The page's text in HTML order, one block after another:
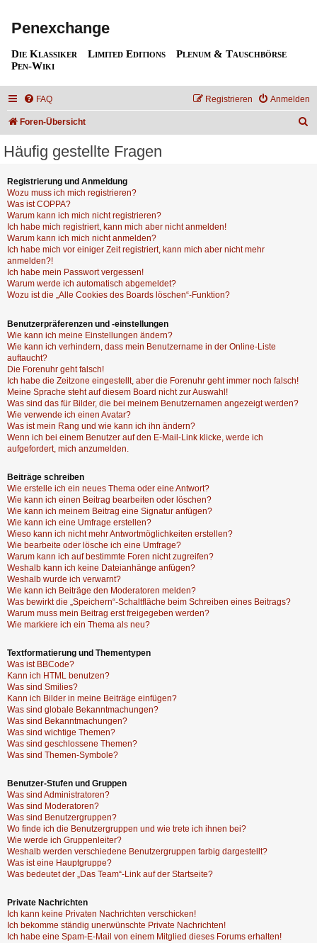
Penexchange
Die Klassiker Limited Editions
Plenum & Tauschbörse
Pen-Wiki
FAQ Anmelden
Registrieren
Foren-Übersicht
Häufig gestellte Fragen
Registrierung und Anmeldung
Wozu muss ich mich registrieren?
Was ist COPPA?
Warum kann ich mich nicht registrieren?
Ich habe mich registriert, kann mich aber nicht anmelden!
Warum kann ich mich nicht anmelden?
Ich habe mich vor einiger Zeit registriert, kann mich aber nicht mehr
anmelden?!
Ich habe mein Passwort vergessen!
Warum werde ich automatisch abgemeldet?
Wozu ist die „Alle Cookies des Boards löschen“-Funktion?
Benutzerpräferenzen und -einstellungen
Wie kann ich meine Einstellungen ändern?
Wie kann ich verhindern, dass mein Benutzername in der Online-Liste
auftaucht?
Die Forenuhr geht falsch!
Ich habe die Zeitzone eingestellt, aber die Forenuhr geht immer noch falsch!
Meine Sprache steht auf diesem Board nicht zur Auswahl!
Was sind das für Bilder, die bei meinem Benutzernamen angezeigt werden?
Wie verwende ich einen Avatar?
Was ist mein Rang und wie kann ich ihn ändern?
Wenn ich bei einem Benutzer auf den E-Mail-Link klicke, werde ich
aufgefordert, mich anzumelden.
Beiträge schreiben
Wie erstelle ich ein neues Thema oder eine Antwort?
Wie kann ich einen Beitrag bearbeiten oder löschen?
Wie kann ich meinem Beitrag eine Signatur anfügen?
Wie kann ich eine Umfrage erstellen?
Wieso kann ich nicht mehr Antwortmöglichkeiten erstellen?
Wie bearbeite oder lösche ich eine Umfrage?
Warum kann ich auf bestimmte Foren nicht zugreifen?
Weshalb kann ich keine Dateianhänge anfügen?
Weshalb wurde ich verwarnt?
Wie kann ich Beiträge den Moderatoren melden?
Was bewirkt die „Speichern“-Schaltfläche beim Schreiben eines Beitrags?
Warum muss mein Beitrag erst freigegeben werden?
Wie markiere ich ein Thema als neu?
Textformatierung und Thementypen
Was ist BBCode?
Kann ich HTML benutzen?
Was sind Smilies?
Kann ich Bilder in meine Beiträge einfügen?
Was sind globale Bekanntmachungen?
Was sind Bekanntmachungen?
Was sind wichtige Themen?
Was sind geschlossene Themen?
Was sind Themen-Symbole?
Benutzer-Stufen und Gruppen
Was sind Administratoren?
Was sind Moderatoren?
Was sind Benutzergruppen?
Wo finde ich die Benutzergruppen und wie trete ich ihnen bei?
Wie werde ich Gruppenleiter?
Weshalb werden verschiedene Benutzergruppen farbig dargestellt?
Was ist eine Hauptgruppe?
Was bedeutet der „Das Team“-Link auf der Startseite?
Private Nachrichten
Ich kann keine Privaten Nachrichten verschicken!
Ich bekomme ständig unerwünschte Private Nachrichten!
Ich habe eine Spam-E-Mail von einem Mitglied dieses Forums erhalten!